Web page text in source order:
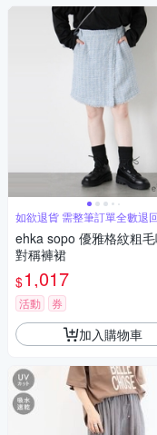
如欲退貨 需整筆訂單全數退
單退
ehka sopo 優雅格紋粗毛呢不
對稱褲裙
$1,017
活動 券
加入購物車